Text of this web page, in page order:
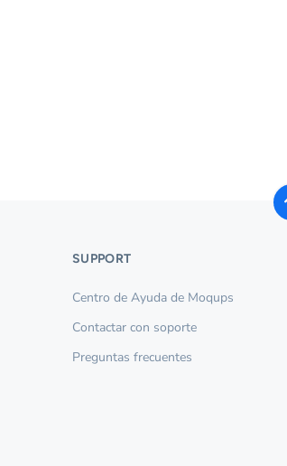
SUPPORT
Centro de Ayuda de Moqups
Contactar con soporte
Preguntas frecuentes